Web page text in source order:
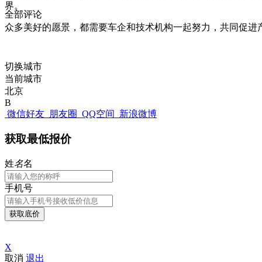
界。
众多美好的愿景，都需要车企和技术机构一起努力，共同促进
全部评论
切换城市
当前城市
北京
B
微信好友 朋友圈 QQ空间 新浪微博
获取最低报价
姓名名
手机号
获取底价
X
取消 退出